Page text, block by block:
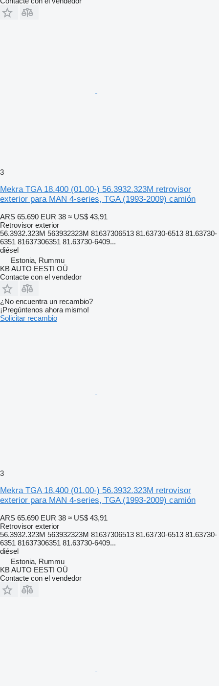
3
Mekra TGA 18.400 (01.00-) 56.3932.323M retrovisor
exterior para MAN 4-series, TGA (1993-2009) camión
ARS 65.690 EUR 38 ≈ US$ 43,91
Retrovisor exterior
56.3932.323M 563932323M 81637306513 81.63730-6513 81.63730-
6351 81637306351 81.63730-6409...
diésel
Estonia, Rummu
KB AUTO EESTI OÜ
Contacte con el vendedor
¿No encuentra un recambio?
¡Pregúntenos ahora mismo!
Solicitar recambio
3
Mekra TGA 18.400 (01.00-) 56.3932.323M retrovisor
exterior para MAN 4-series, TGA (1993-2009) camión
ARS 65.690 EUR 38 ≈ US$ 43,91
Retrovisor exterior
56.3932.323M 563932323M 81637306513 81.63730-6513 81.63730-
6351 81637306351 81.63730-6409...
diésel
Estonia, Rummu
KB AUTO EESTI OÜ
Contacte con el vendedor